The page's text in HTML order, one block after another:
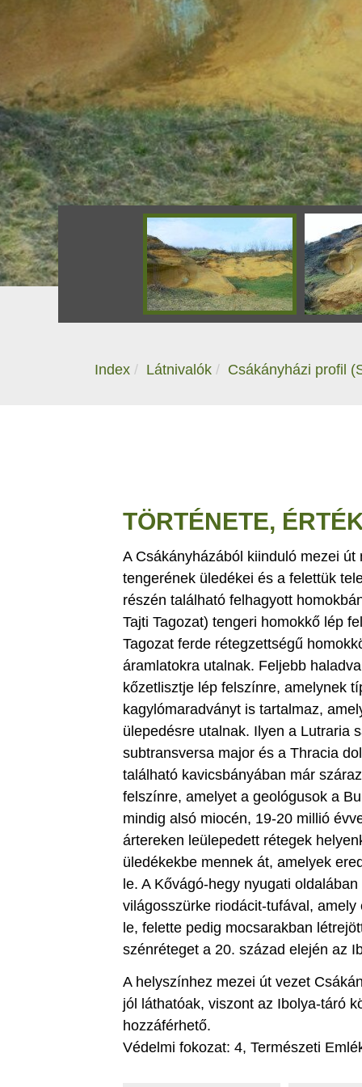
Index Látnivalók Csákányházi profil
TÖRTÉNETE,
A Csákányházából kiinduló mezei
tengerének üledékei és a felettük
részén található felhagyott
Tajti Tagozat) tengeri homokkő lép
Tagozat ferde rétegzettségű
áramlatokra utalnak. Feljebb
kőzetlisztje lép felszínre, amelynek
kagylómaradványt is tartalmaz,
ülepedésre utalnak. Ilyen a Lutraria
subtransversa major és a Thracia
található kavicsbányában már
felszínre, amelyet a geológusok a
mindig alsó miocén, 19-20 millió
ártereken leülepedett rétegek
üledékekbe mennek át, amelyek
le. A Kővágó-hegy nyugati
világosszürke riodácit-tufával,
le, felette pedig mocsarakban
szénréteget a 20. század elején az
A helyszínhez mezei út vezet
jól láthatóak, viszont az Ibolya-táró
hozzáférhető.
Védelmi fokozat: 4, Természeti